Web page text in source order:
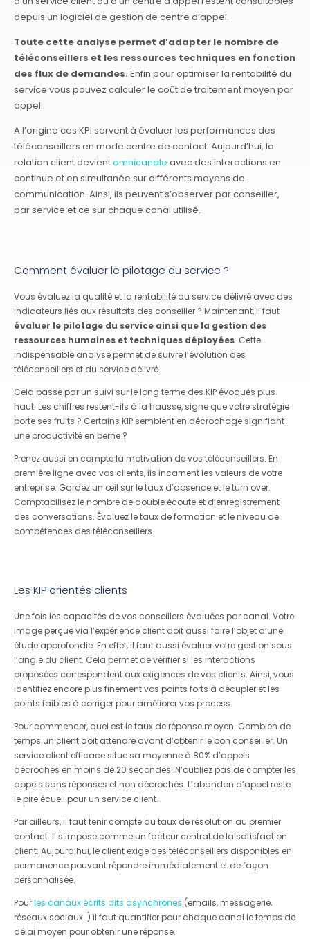
depuis un logiciel de gestion de centre d’appel.
Toute cette analyse permet d’adapter le nombre de
téléconseillers et les ressources techniques en fonction
des flux de demandes. Enfin pour optimiser la rentabilité du
service vous pouvez calculer le coût de traitement moyen par
appel.
A l’origine ces KPI servent à évaluer les performances des
téléconseillers en mode centre de contact. Aujourd’hui, la
relation client devientomnicanale avec des interactions en
continue et en simultanée sur différents moyens de
communication. Ainsi, ils peuvent s’observer par conseiller,
par service et ce sur chaque canal utilisé.
Comment évaluer le pilotage du service ?
Vous évaluez la qualité et la rentabilité du service délivré avec des
indicateurs liés aux résultats des conseiller ? Maintenant, il faut
évaluer le pilotage du service ainsi que la gestion des
ressources humaines et techniques déployées. Cette
indispensable analyse permet de suivre l’évolution des
téléconseillers et du service délivré.
Cela passe par un suivi sur le long terme des KIP évoqués plus
haut. Les chiffres restent-ils à la hausse, signe que votre stratégie
porte ses fruits ? Certains KIP semblent en décrochage signifiant
une productivité en berne ?
Prenez aussi en compte la motivation de vos téléconseillers. En
première ligne avec vos clients, ils incarnent les valeurs de votre
entreprise. Gardez un œil sur le taux d’absence et le turn over.
Comptabilisez le nombre de double écoute et d’enregistrement
des conversations. Évaluez le taux de formation et le niveau de
compétences des téléconseillers.
Les KIP orientés clients
Une fois les capacités de vos conseillers évaluées par canal. Votre
image perçue via l’expérience client doit aussi faire l’objet d’une
étude approfondie. En effet, il faut aussi évaluer votre gestion sous
l’angle du client. Cela permet de vérifier si les interactions
proposées correspondent aux exigences de vos clients. Ainsi, vous
identifiez encore plus finement vos points forts à décupler et les
points faibles à corriger pour améliorer vos process.
Pour commencer, quel est le taux de réponse moyen. Combien de
temps un client doit attendre avant d’obtenir le bon conseiller. Un
service client efficace situe sa moyenne à 80% d’appels
décrochés en moins de 20 secondes. N’oubliez pas de compter les
appels sans réponses et non décrochés. L’abandon d’appel reste
le pire écueil pour un service client.
Par ailleurs, il faut tenir compte du taux de résolution au premier
contact. Il s’impose comme un facteur central de la satisfaction
client. Aujourd’hui, le client exige des téléconseillers disponibles en
permanence pouvant répondre immédiatement et de façon
personnalisée.
Pourles canaux écrits dits asynchrones (emails, messagerie,
réseaux sociaux…) il faut quantifier pour chaque canal le temps de
délai moyen pour obtenir une réponse.